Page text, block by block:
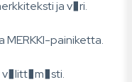
ja v�ri.
MERKKI-painiketta.